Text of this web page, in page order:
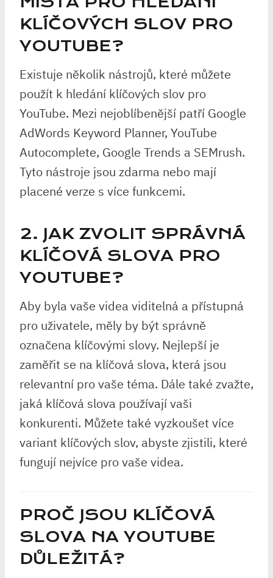
KLÍČOVÝCH SLOV PRO
YOUTUBE?
Existuje několik nástrojů, které můžete
použít k hledání klíčových slov pro
YouTube. Mezi nejoblíbenější patří Google
AdWords Keyword Planner, YouTube
Autocomplete, Google Trends a SEMrush.
Tyto nástroje jsou zdarma nebo mají
placené verze s více funkcemi.
2. JAK ZVOLIT SPRÁVNÁ
KLÍČOVÁ SLOVA PRO
YOUTUBE?
Aby byla vaše videa viditelná a přístupná
pro uživatele, měly by být správně
označena klíčovými slovy. Nejlepší je
zaměřit se na klíčová slova, která jsou
relevantní pro vaše téma. Dále také zvažte,
jaká klíčová slova používají vaši
konkurenti. Můžete také vyzkoušet více
variant klíčových slov, abyste zjistili, které
fungují nejvíce pro vaše videa.
PROČ JSOU KLÍČOVÁ
SLOVA NA YOUTUBE
DŮLEŽITÁ?